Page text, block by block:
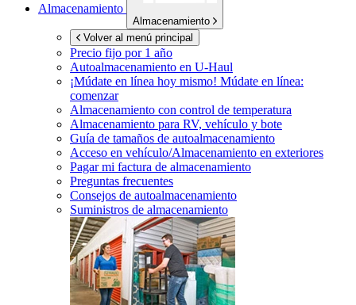
Almacenamiento
Almacenamiento
Volver al menú principal
Precio fijo por 1 año
Autoalmacenamiento en U-Haul
¡Múdate en línea hoy mismo! Múdate en línea:
comenzar
Almacenamiento con control de temperatura
Almacenamiento para RV, vehículo y bote
Guía de tamaños de autoalmacenamiento
Acceso en vehículo/Almacenamiento en exteriores
Pagar mi factura de almacenamiento
Preguntas frecuentes
Consejos de autoalmacenamiento
Suministros de almacenamiento